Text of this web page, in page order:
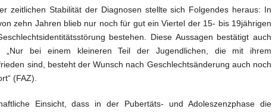
zeitlichen Stabilität der Diagnosen stellte sich Folgendes heraus: In
zehn Jahren blieb nur noch für gut ein Viertel der 15- bis 19jährigen
bestehen. Diese Aussagen bestätigt auch
„Nur bei einem kleineren Teil der Jugendlichen, die mit ihrem
sind, besteht der Wunsch nach Geschlechtsänderung auch noch
(FAZ).
Einsicht, dass in der Pubertäts- und Adoleszenzphase die